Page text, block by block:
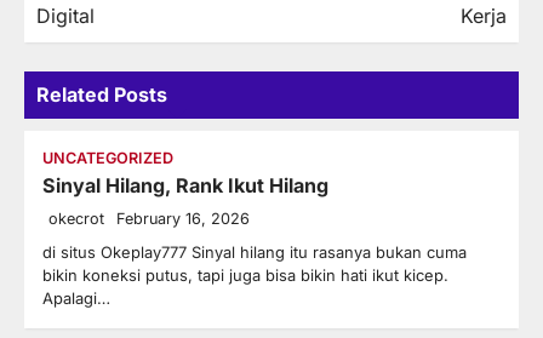
Digital
Kerja
Related Posts
UNCATEGORIZED
Sinyal Hilang, Rank Ikut Hilang
okecrot February 16, 2026
di situs Okeplay777 Sinyal hilang itu rasanya bukan cuma
bikin koneksi putus, tapi juga bisa bikin hati ikut kicep.
Apalagi…